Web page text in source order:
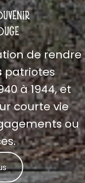
de rendre
patriotes
à 1944, et
courte vie
ou